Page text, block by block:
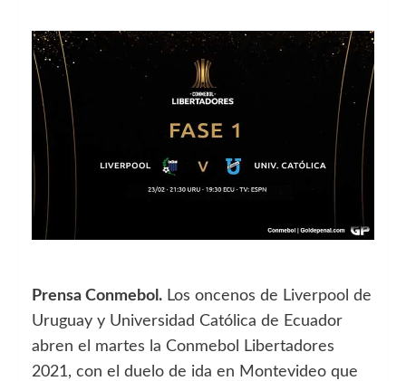
Prensa Conmebol. Los oncenos de Liverpool de
Uruguay y Universidad Católica de Ecuador
abren el martes la Conmebol Libertadores
2021, con el duelo de ida en Montevideo que